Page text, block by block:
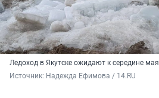
Ледоход в Якутске ожидают к середине мая
Источник: Надежда Ефимова / 14.RU